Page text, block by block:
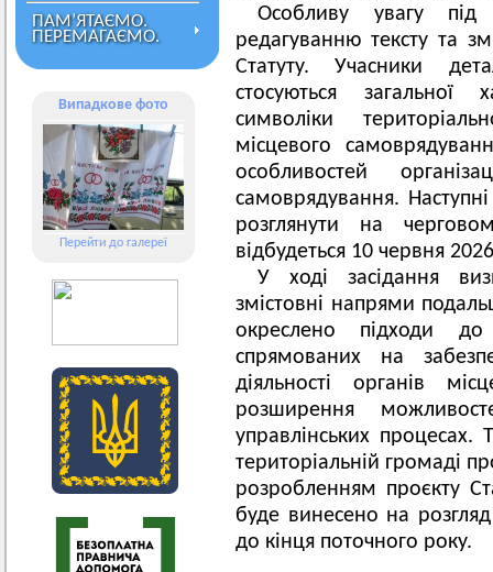
ПАМ’ЯТАЄМО.
ПЕРЕМАГАЄМО.
Випадкове фото
Перейти до галереї
Особливу увагу під
редагуванню тексту та
Статуту. Учасники
стосуються загальної
символіки
місцевого
особливостей
самоврядування.
розглянути на
відбудеться 10 червня
У ході засідання
змістовні напрями
окреслено підходи
спрямованих на
діяльності органів
розширення
управлінських процесах.
територіальній громаді
розробленням проєкту
буде винесено на
до кінця поточного року.